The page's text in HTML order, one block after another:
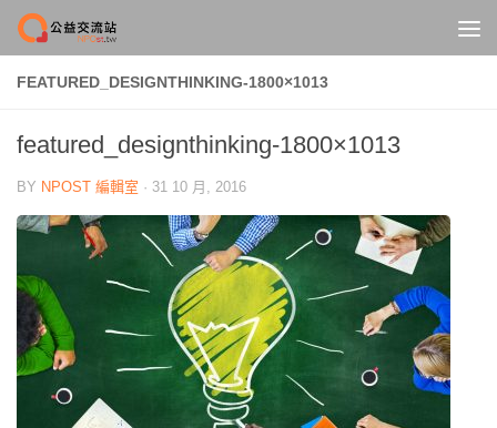
Skip to content
FEATURED_DESIGNTHINKING-1800×1013
featured_designthinking-1800×1013
BY NPOST 編輯室 · 31 10 月, 2016